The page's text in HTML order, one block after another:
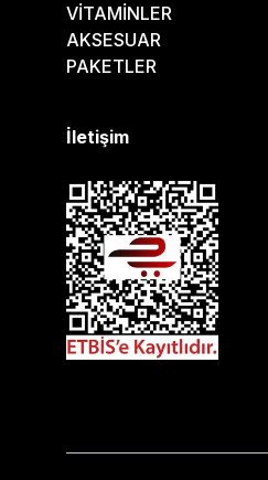
VİTAMİNLER
AKSESUAR
PAKETLER
İletişim